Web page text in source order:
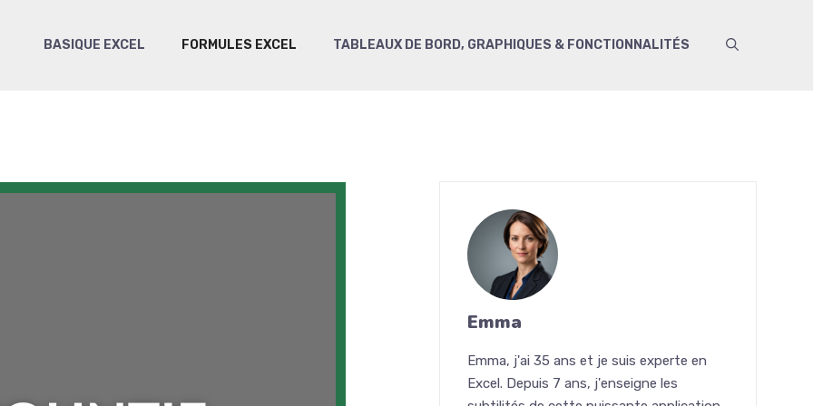
BASIQUE EXCEL FORMULES EXCEL TABLEAUX DE BORD, GRAPHIQUES & FONCTIONNALITÉS
Emma
Emma, j'ai 35 ans et je suis experte en
Excel. Depuis 7 ans, j'enseigne les